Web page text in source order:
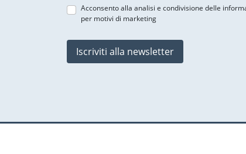
Acconsento alla analisi e condivisione delle
per motivi di marketing
Iscriviti alla newsletter